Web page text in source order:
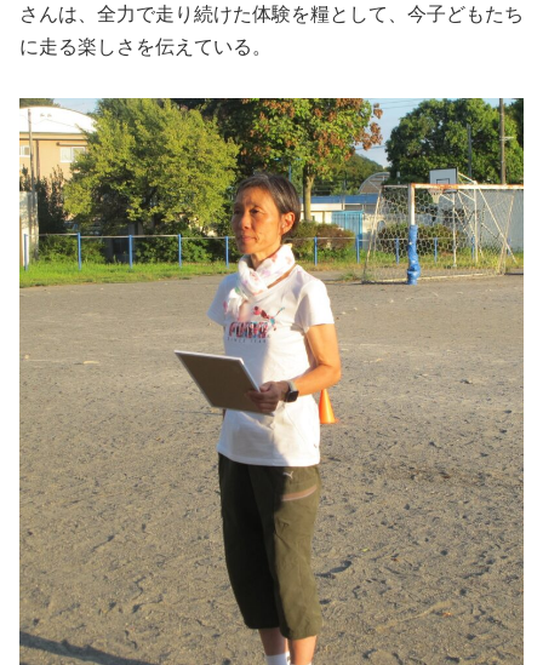
さんは、全力で走り続けた体験を糧として、今子どもたち
に走る楽しさを伝えている。